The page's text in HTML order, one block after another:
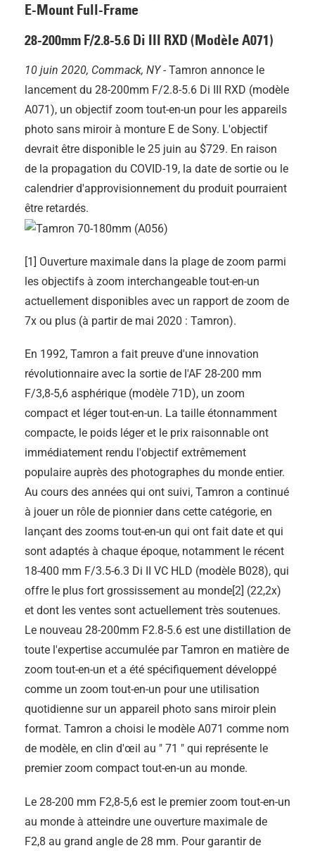
E-Mount Full-Frame
28-200mm F/2.8-5.6 Di III RXD (Modèle A071)
10 juin 2020, Commack, NY - Tamron annonce le
lancement du 28-200mm F/2.8-5.6 Di III
RXD (modèle
A071), un objectif zoom tout-en-un pour les appareils
photo sans miroir à monture E de Sony. L'objectif
devrait être disponible le 25 juin au $729. En raison
de la propagation du COVID-19, la date de sortie ou le
calendrier d'approvisionnement du produit pourraient
être retardés.
[1] Ouverture maximale dans la plage de zoom parmi
les objectifs à zoom interchangeable tout-en-un
actuellement disponibles avec un rapport de zoom de
7x ou plus (à partir de mai 2020 : Tamron).
En 1992, Tamron a fait preuve d'une innovation
révolutionnaire avec la sortie de l'AF 28-200 mm
F/3,8-5,6 asphérique (modèle 71D), un zoom
compact et léger tout-en-un. La taille étonnamment
compacte, le poids léger et le prix raisonnable ont
immédiatement rendu l'objectif extrêmement
populaire auprès des photographes du monde entier.
Au cours des années qui ont suivi, Tamron a continué
à jouer un rôle de pionnier dans cette catégorie, en
lançant des zooms tout-en-un qui ont fait date et qui
sont adaptés à chaque époque, notamment le récent
18-400 mm F/3.5-6.3 Di II VC HLD (modèle B028), qui
offre le plus fort grossissement au monde[2] (22,2x)
et dont les ventes sont actuellement très soutenues.
Le nouveau 28-200mm F2.8-5.6 est une distillation de
toute l'expertise accumulée par Tamron en matière de
zoom tout-en-un et a été spécifiquement développé
comme un zoom tout-en-un pour une utilisation
quotidienne sur un appareil photo sans miroir plein
format. Tamron a choisi le modèle A071 comme nom
de modèle, en clin d'œil au " 71 " qui représente le
premier zoom compact tout-en-un au monde.
Le 28-200 mm F2,8-5,6 est le premier zoom tout-en-un
au monde à atteindre une ouverture maximale de
F2,8 au grand angle de 28 mm. Pour garantir de